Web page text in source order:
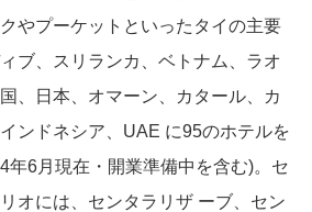
やプーケットといったタイの主要
ブ、スリランカ、ベトナム、ラオ
、日本、オマーン、カタール、カ
ンドネシア、UAE に95のホテルを
年6月現在・開業準備中を含む)。セ
オには、センタラリザ ーブ、セン